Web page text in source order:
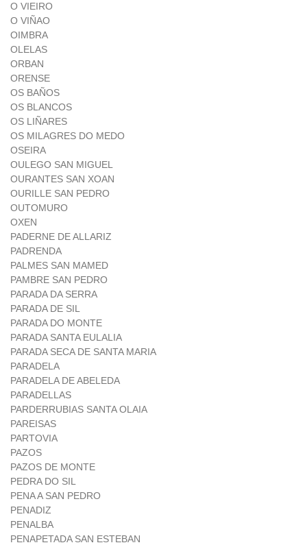
O VIEIRO
O VIÑAO
OIMBRA
OLELAS
ORBAN
ORENSE
OS BAÑOS
OS BLANCOS
OS LIÑARES
OS MILAGRES DO MEDO
OSEIRA
OULEGO SAN MIGUEL
OURANTES SAN XOAN
OURILLE SAN PEDRO
OUTOMURO
OXEN
PADERNE DE ALLARIZ
PADRENDA
PALMES SAN MAMED
PAMBRE SAN PEDRO
PARADA DA SERRA
PARADA DE SIL
PARADA DO MONTE
PARADA SANTA EULALIA
PARADA SECA DE SANTA MARIA
PARADELA
PARADELA DE ABELEDA
PARADELLAS
PARDERRUBIAS SANTA OLAIA
PAREISAS
PARTOVIA
PAZOS
PAZOS DE MONTE
PEDRA DO SIL
PENA A SAN PEDRO
PENADIZ
PENALBA
PENAPETADA SAN ESTEBAN